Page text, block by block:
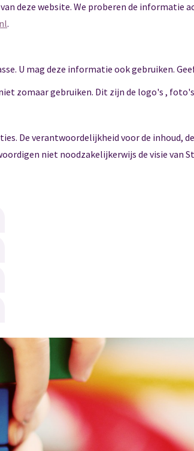
deze website. We proberen de
.
U mag deze informatie ook gebruiken.
zomaar gebruiken. Dit zijn de logo's ,
De verantwoordelijkheid voor de inhoud,
niet noodzakelijkerwijs de visie van